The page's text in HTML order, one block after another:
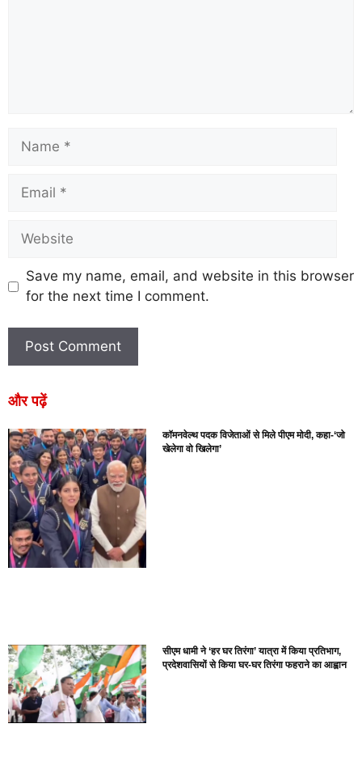
Save my name, email, and website in this browser
for the next time I comment.
और पढ़ें
कॉमनवेल्थ पदक विजेताओं से मिले पीएम मोदी, कहा-‘जो
खेलेगा वो खिलेगा’
सीएम धामी ने ‘हर घर तिरंगा’ यात्रा में किया प्रतिभाग,
प्रदेशवासियों से किया घर-घर तिरंगा फहराने का आह्वान